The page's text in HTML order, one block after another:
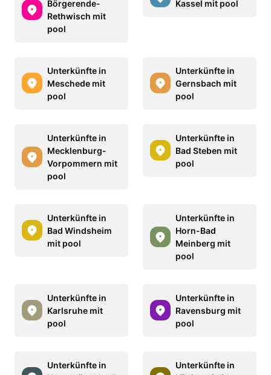
Börgerende-
Rethwisch mit
pool
Kassel mit pool
Unterkünfte in
Meschede mit
pool
Unterkünfte in
Gernsbach mit
pool
Unterkünfte in
Mecklenburg-
Vorpommern mit
pool
Unterkünfte in
Bad Steben mit
pool
Unterkünfte in
Bad Windsheim
mit pool
Unterkünfte in
Horn-Bad
Meinberg mit
pool
Unterkünfte in
Karlsruhe mit
pool
Unterkünfte in
Ravensburg mit
pool
Unterkünfte in
Unterkünfte in